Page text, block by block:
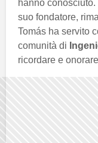
hanno conosciuto.
suo fondatore,
Tomás ha servito
comunità di
ricordare e